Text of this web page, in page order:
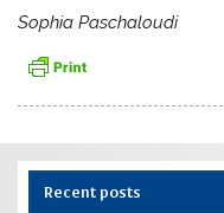
Sophia Paschaloudi
Recent posts